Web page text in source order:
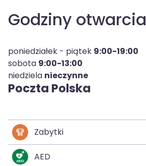
Godziny otwarcia
poniedziałek - piątek 9:00-19:00
sobota 9:00-13:00
niedziela nieczynne
Poczta Polska
Zabytki
AED